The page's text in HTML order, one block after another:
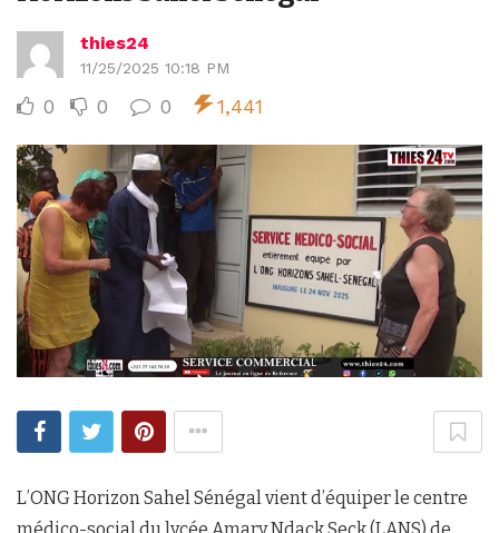
thies24
11/25/2025 10:18 PM
0 0 0 1,441
L’ONG Horizon Sahel Sénégal vient d’équiper le centre
médico-social du lycée Amary Ndack Seck (LANS) de